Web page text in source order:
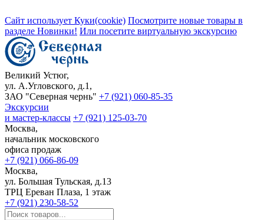
Сайт использует Куки(cookie) Посмотрите новые товары в
разделе Новинки! Или посетите виртуальную экскурсию
Великий Устюг,
ул. А.Угловского, д.1,
ЗАО "Северная чернь" +7 (921) 060-85-35
Экскурсии
и мастер-классы +7 (921) 125-03-70
Москва,
начальник московского
офиса продаж
+7 (921) 066-86-09
Москва,
ул. Большая Тульская, д.13
ТРЦ Ереван Плаза, 1 этаж
+7 (921) 230-58-52